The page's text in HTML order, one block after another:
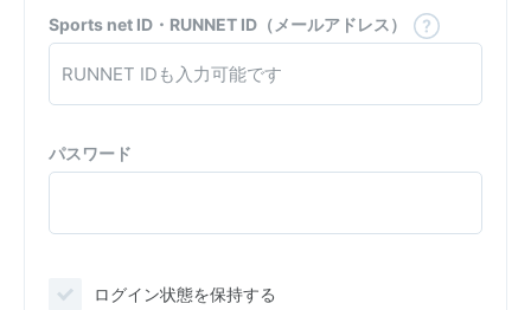
Sports net ID・RUNNET ID（メールアドレス）
パスワード
ログイン状態を保持する